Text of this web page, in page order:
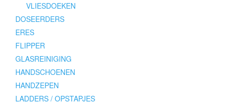
VLIESDOEKEN
DOSEERDERS
ERES
FLIPPER
GLASREINIGING
HANDSCHOENEN
HANDZEPEN
LADDERS / OPSTAPJES